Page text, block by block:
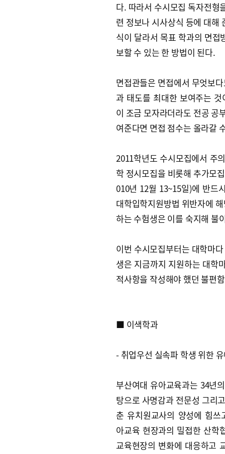
다. 따라서 수시모집 독자전형
련 정보나 시사상식 등에 대해
식이 달라서 목표 학과의 면접
보할 수 있는 한 방법이 된다.
면접관들은 면접에서 무엇보
과 태도를 최대한 보여주는
이 조금 모자라더라도 전공 공
여준다면 면접 점수는 올라갈
2011학년도 수시모집에서 주
학 정시모집을 비롯해 추가모
010년 12월 13~15일)에 반드
대학입학지원방법 위반자에
하는 수험생은 이를 숙지해 불
이번 수시모집부터는 대학마
생은 지금까지 지원하는 대학
적사항을 작성해야 했던 불편
■ 이색학과
- 취업우선 실속파 학생 위한
부산여대 유아교육과는 34년
탕으로 사명감과 전문성 그리
춘 유치원교사의 양성에 힘쓰
아교육 현장과의 밀접한 산학
교육현장의 변화에 대응하고